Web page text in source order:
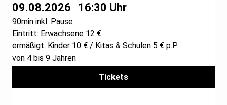
09.08.2026 16:30 Uhr
90min inkl. Pause
Eintritt: Erwachsene 12 €
ermäßigt: Kinder 10 € / Kitas & Schulen 5 € p.P.
von 4 bis 9 Jahren
Tickets